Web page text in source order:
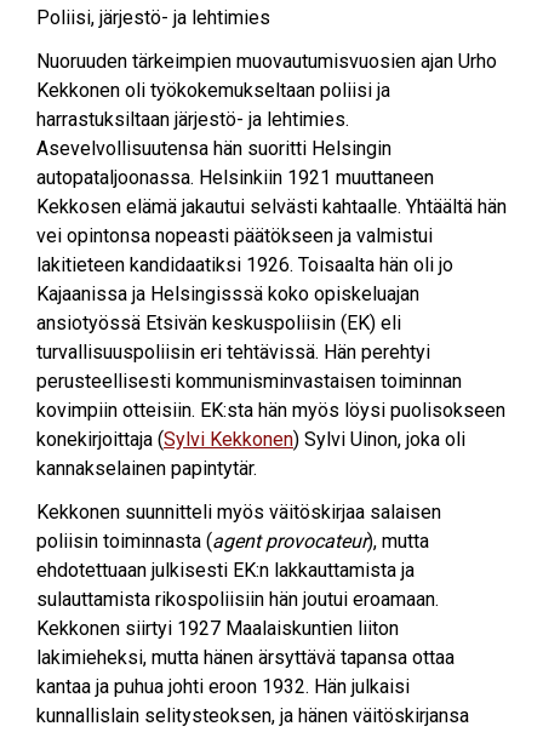
Poliisi, järjestö- ja lehtimies
Nuoruuden tärkeimpien muovautumisvuosien ajan Urho
Kekkonen oli työkokemukseltaan poliisi ja
harrastuksiltaan järjestö- ja lehtimies.
Asevelvollisuutensa hän suoritti Helsingin
autopataljoonassa. Helsinkiin 1921 muuttaneen
Kekkosen elämä jakautui selvästi kahtaalle. Yhtäältä hän
vei opintonsa nopeasti päätökseen ja valmistui
lakitieteen kandidaatiksi 1926. Toisaalta hän oli jo
Kajaanissa ja Helsingisssä koko opiskeluajan
ansiotyössä Etsivän keskuspoliisin (EK) eli
turvallisuuspoliisin eri tehtävissä. Hän perehtyi
perusteellisesti kommunisminvastaisen toiminnan
kovimpiin otteisiin. EK:sta hän myös löysi puolisokseen
konekirjoittaja (Sylvi Kekkonen) Sylvi Uinon, joka oli
kannakselainen papintytär.
Kekkonen suunnitteli myös väitöskirjaa salaisen
poliisin toiminnasta (agent provocateur), mutta
ehdotettuaan julkisesti EK:n lakkauttamista ja
sulauttamista rikospoliisiin hän joutui eroamaan.
Kekkonen siirtyi 1927 Maalaiskuntien liiton
lakimieheksi, mutta hänen ärsyttävä tapansa ottaa
kantaa ja puhua johti eroon 1932. Hän julkaisi
kunnallislain selitysteoksen, ja hänen väitöskirjansa